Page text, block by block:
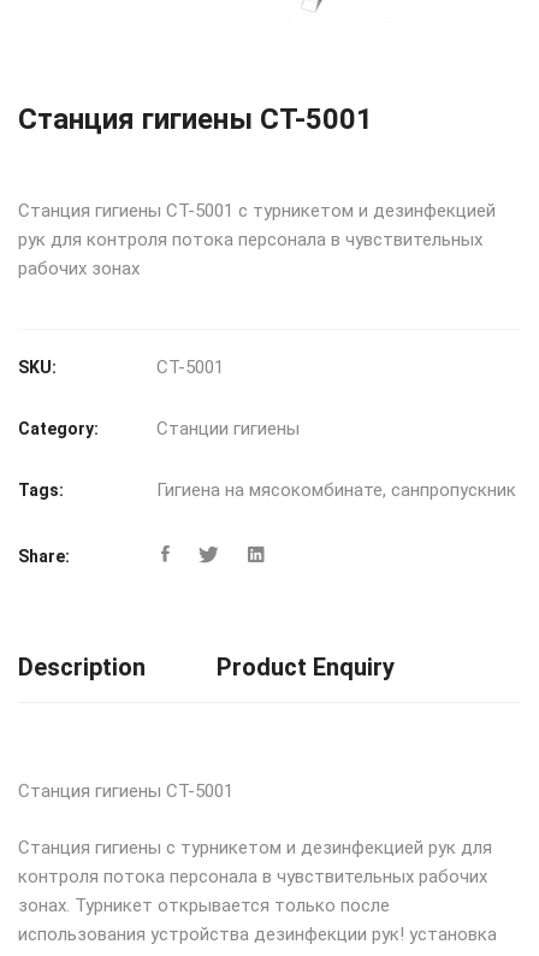
Станция гигиены CT-5001
Станция гигиены CT-5001 с турникетом и дезинфекцией
рук для контроля потока персонала в чувствительных
рабочих зонах
SKU: CT-5001
Category: Станции гигиены
Tags: Гигиена на мясокомбинате, санпропускник
Share:
Description Product Enquiry
Станция гигиены CT-5001
Станция гигиены с турникетом и дезинфекцией рук для
контроля потока персонала в чувствительных рабочих
зонах. Турникет открывается только после
использования устройства дезинфекции рук! установка